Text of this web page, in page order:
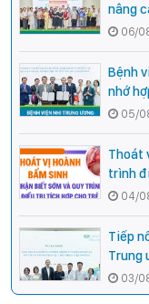
nâng
cho06/
Bệnh
nhớ
05/
Thoát
trình
ương
04/
Tiếp
Trung
cường
cho
03/